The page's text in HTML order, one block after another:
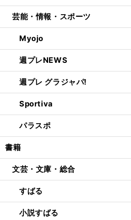
芸能・情報・スポーツ
Myojo
週プレNEWS
週プレ グラジャパ!
Sportiva
パラスポ
書籍
文芸・文庫・総合
すばる
小説すばる